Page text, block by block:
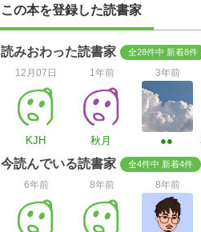
この本を登録した読書家
読みおわった読書家 全28件中 新着8件
12月07日
KJH
1年前
秋月
3年前
●●
今読んでいる読書家 全4件中 新着4件
6年前 8年前 8年前